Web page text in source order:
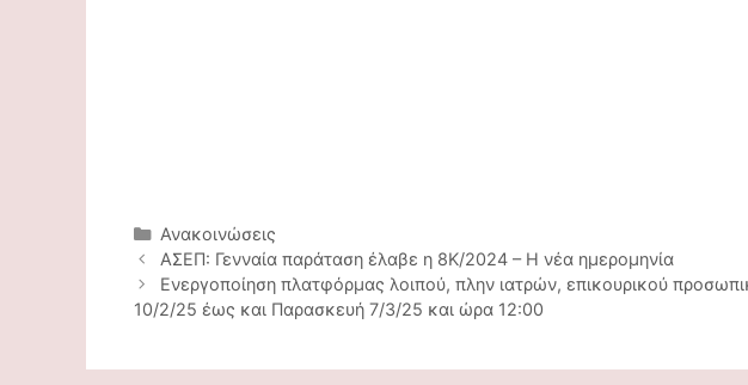
Κατηγορίες
Ανακοινώσεις
Πλοήγηση
άρθρων
ΑΣΕΠ: Γενναία παράταση έλαβε η 8Κ/2024 – Η νέα ημερομηνία
Ενεργοποίηση πλατφόρμας λοιπού, πλην ιατρών, επικουρικού
10/2/25 έως και Παρασκευή 7/3/25 και ώρα 12:00